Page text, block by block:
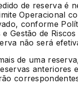
de reserva é
Operacional
conforme
Gestão de
não será
de uma
anteriores